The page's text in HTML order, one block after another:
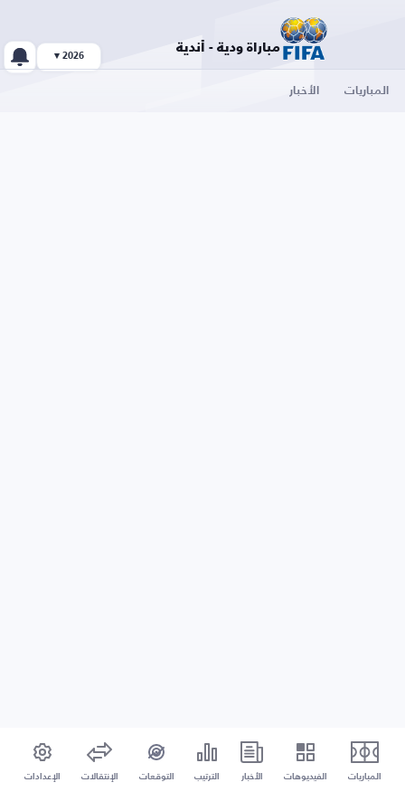
مباراة ودية - أندية
2026 ▾
المباريات الأخبار
المباريات الفيديوهات الأخبار الترتيب التوقعات الإنتقالات الإعدادات